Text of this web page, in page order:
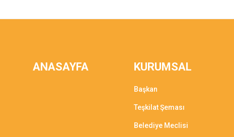
ANASAYFA KURUMSAL
Başkan
Teşkilat Şeması
Belediye Meclisi